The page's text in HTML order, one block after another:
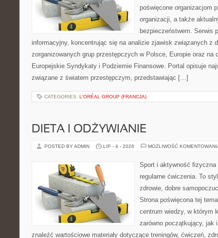
poświęcone organizacjom
organizacji, a także
bezpieczeństwem. Serwis
informacyjny, koncentrując się na analizie zjawisk związanych z
zorganizowanych grup przestępczych w Polsce, Europie oraz na
Europejskie Syndykaty i Podziemie Finansowe. Portal opisuje
związane z światem przestępczym, przedstawiając […]
CATEGORIES: L'ORÉAL GROUP (FRANCJA)
DIETA I ODŻYWIANIE
POSTED BY ADMIN LIP - 4 - 2026 MOŻLIWOŚĆ
Sport i aktywność
regularne ćwiczenia. To
zdrowie, dobre
Strona poświęcona tej
centrum wiedzy, w którym
zarówno początkujący, jak
znaleźć wartościowe materiały dotyczące treningów, ćwiczeń,